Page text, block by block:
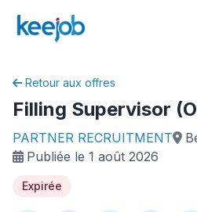
Retour aux offres
Filling Supervisor
PARTNER RECRUITMENT
Publiée le 1 août 2026
Expirée